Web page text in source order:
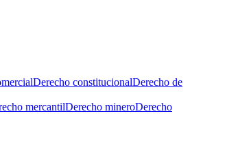
Derecho constitucionalDerecho de
mercantilDerecho mineroDerecho